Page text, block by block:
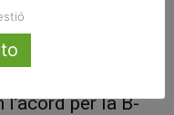
per la B-